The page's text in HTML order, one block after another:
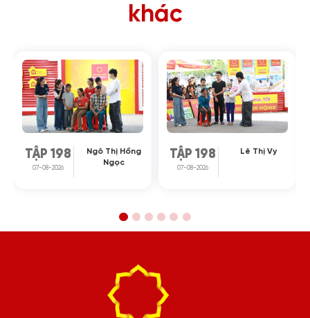
khác
TẬP 198
07-08-2026
Ngô Thị Hồng
Ngọc
TẬP 198
07-08-2026
Lê Thị Vy